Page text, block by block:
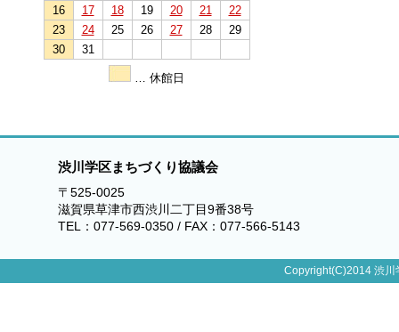
16
17 18 19 20 21
22
23
24 25 26 27 28
29
30
31
… 休館日
渋川学区まちづくり協議会
〒525-0025
滋賀県草津市西渋川二丁目9番38号
TEL：077-569-0350 / FAX：077-566-5143
Copyright(C)2014 渋川